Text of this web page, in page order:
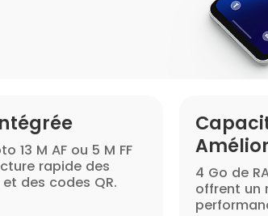
4 Go de
offrent un
13 M AF ou 5 M FF
rapide des
des codes QR.